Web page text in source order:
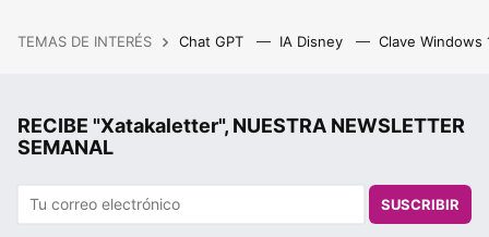
TEMAS DE INTERÉS Chat GPT IA Disney Clave Windows
RECIBE "Xatakaletter", NUESTRA NEWSLETTER
SEMANAL
SUSCRIBIR